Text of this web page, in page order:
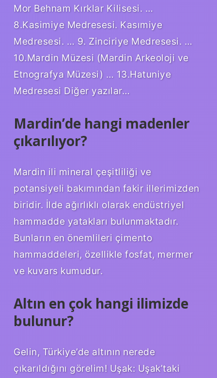
Mor Behnam Kırklar Kilisesi. …
8.Kasimiye Medresesi. Kasımiye
Medresesi. … 9. Zinciriye Medresesi. …
10.Mardin Müzesi (Mardin Arkeoloji ve
Etnografya Müzesi) … 13.Hatuniye
Medresesi Diğer yazılar…
Mardin’de hangi madenler
çıkarılıyor?
Mardin ili mineral çeşitliliği ve
potansiyeli bakımından fakir illerimizden
biridir. İlde ağırlıklı olarak endüstriyel
hammadde yatakları bulunmaktadır.
Bunların en önemlileri çimento
hammaddeleri, özellikle fosfat, mermer
ve kuvars kumudur.
Altın en çok hangi ilimizde
bulunur?
Gelin, Türkiye’de altının nerede
çıkarıldığını görelim! Uşak: Uşak’taki